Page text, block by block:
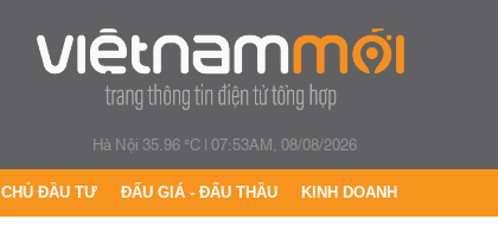
Hà Nội 35.96 °C|07:53AM, 08/08/2026
CHỦ ĐẦU TƯ ĐẤU GIÁ - ĐẤU THẦU KINH DOANH